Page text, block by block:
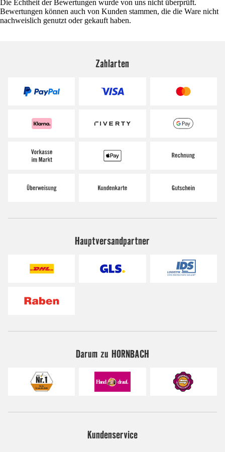
Die Echtheit der Bewertungen wurde von uns nicht überprüft.
Bewertungen können auch von Kunden stammen, die die Ware nicht
nachweislich genutzt oder gekauft haben.
Zahlarten
Hauptversandpartner
Darum zu HORNBACH
Kundenservice